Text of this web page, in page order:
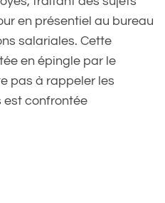
en présentiel au bureau
salariales. Cette
en épingle par le
pas à rappeler les
est confrontée